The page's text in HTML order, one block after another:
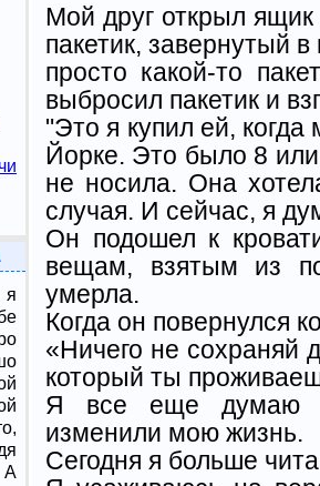
я
А
Мой друг открыл
пакетик, завернутый
просто какой-то
выбросил пакетик и
"Это я купил ей,
Йорке. Это было 8 или
не носила. Она
случая. И сейчас, я
Он подошел к
вещам, взятым из
умерла.
Когда он повернулся
«Ничего не сохраняй
который ты
Я все еще думаю
изменили мою жизнь.
Сегодня я больше